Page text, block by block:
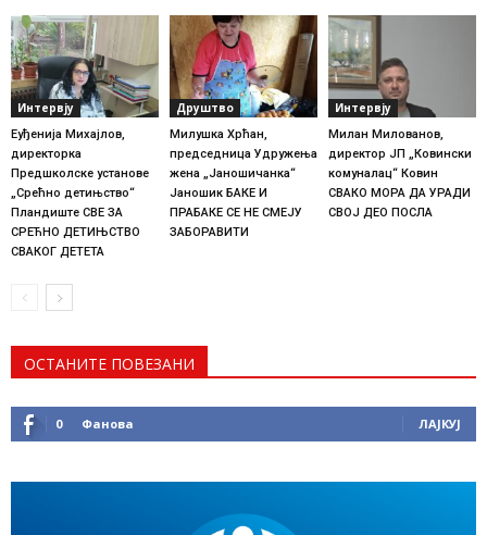
Интервју
Еуђенија Михајлов,
директорка
Предшколске установе
„Срећно детињство“
Пландиште СВЕ ЗА
СРЕЋНО ДЕТИЊСТВО
СВАКОГ ДЕТЕТА
Друштво
Милушка Хрћан,
председница Удружења
жена „Јаношичанка“
Јаношик БАКЕ И
ПРАБАКЕ СЕ НЕ СМЕЈУ
ЗАБОРАВИТИ
Интервју
Милан Милованов,
директор ЈП „Ковински
комуналац“ Ковин
СВАКО МОРА ДА УРАДИ
СВОЈ ДЕО ПОСЛА
ОСТАНИТЕ ПОВЕЗАНИ
0 Фанова ЛАЈКУЈ